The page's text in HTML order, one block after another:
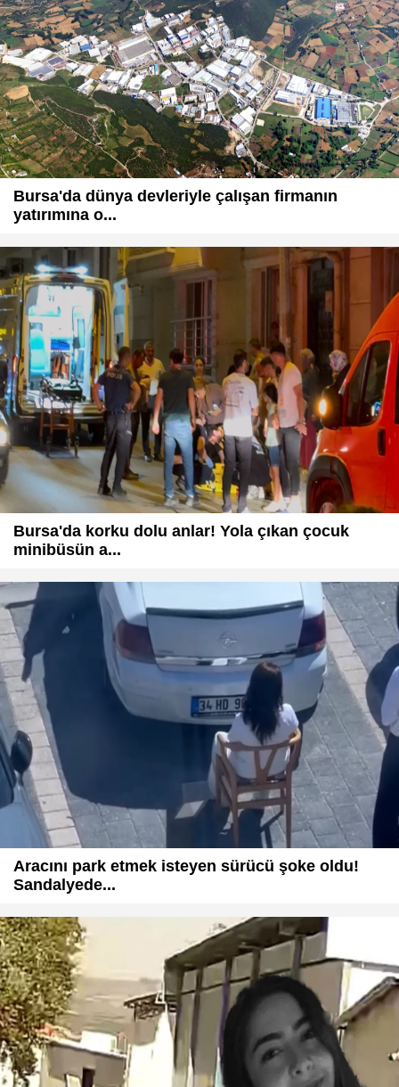
Bursa'da dünya devleriyle çalışan firmanın
yatırımına o...
Bursa'da korku dolu anlar! Yola çıkan çocuk
minibüsün a...
Aracını park etmek isteyen sürücü şoke oldu!
Sandalyede...